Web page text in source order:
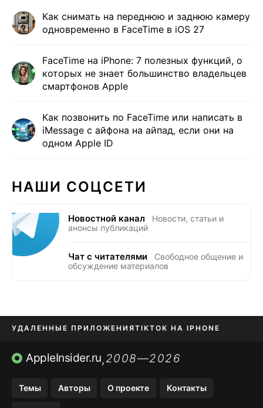
Как снимать на переднюю и заднюю камеру
одновременно в FaceTime в iOS 27
FaceTime на iPhone: 7 полезных функций, о
которых не знает большинство владельцев
смартфонов Apple
Как позвонить по FaceTime или написать в
iMessage с айфона на айпад, если они на
одном Apple ID
НАШИ СОЦСЕТИ
Новостной канал
Новости, статьи и
анонсы публикаций
Чат с читателями
Свободное общение и
обсуждение материалов
УДАЛЕННЫЕ ПРИЛОЖЕНИЯTIKTOK НА IPHONE
ПРИЛОЖЕНИЯ БЕЗ APP STORE
AppleInsider.ru,2008—2026
Темы Авторы О проекте Контакты